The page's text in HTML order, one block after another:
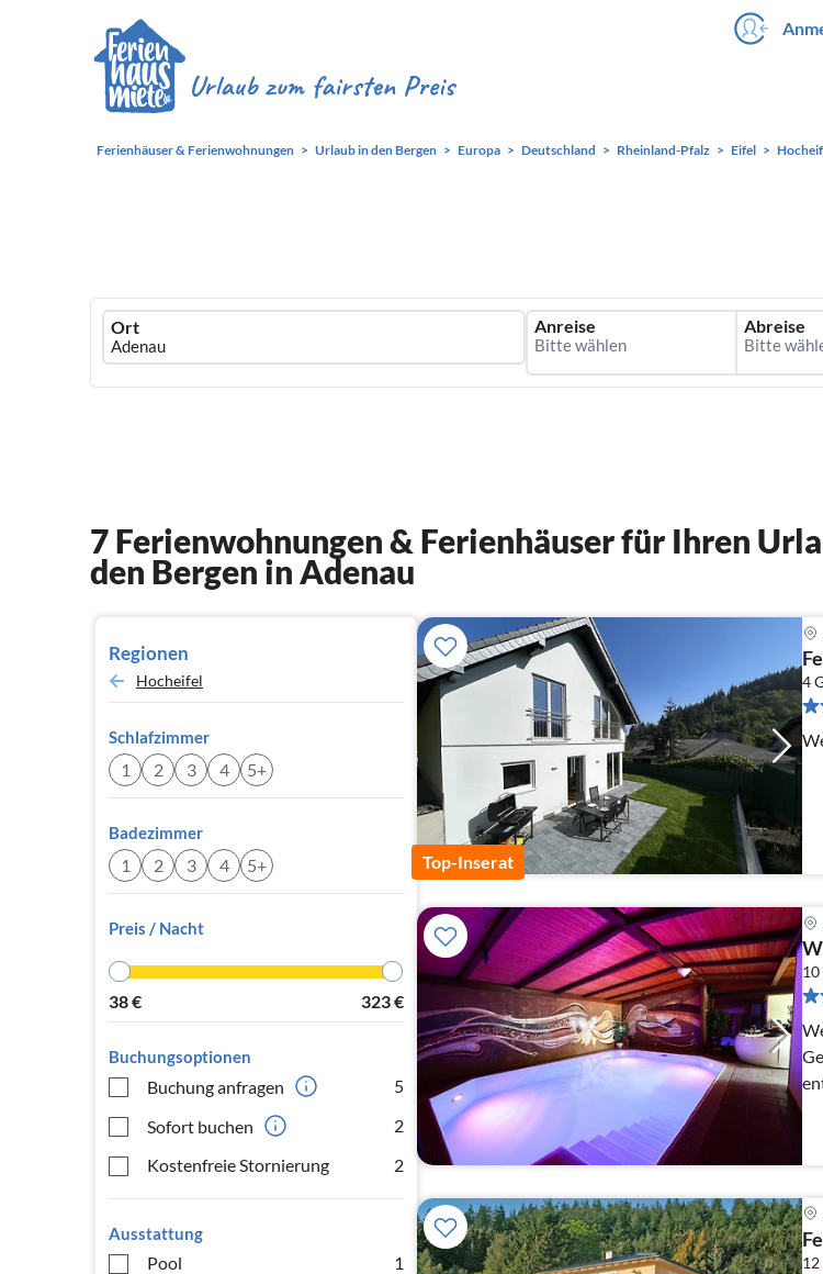
Ferienhäuser & Ferienwohnungen Urlaub in den Bergen Europa Deutschland Rheinland-Pfalz Eifel
Ferienhausmiete
logo
Ort Anreise Abreise
7 Ferienwohnungen & Ferienhäuser für Ihren
den Bergen in Adenau
Regionen
Hocheifel
Schlafzimmer
1 2 3 4 5+
Badezimmer
1 2 3 4 5+
Preis / Nacht
38€ 323€
Buchungsoptionen
Buchung anfragen
5
Sofort buchen
2
Kostenfreie Stornierung
2
Ausstattung
Pool
1
Top-Inserat
4
10
12